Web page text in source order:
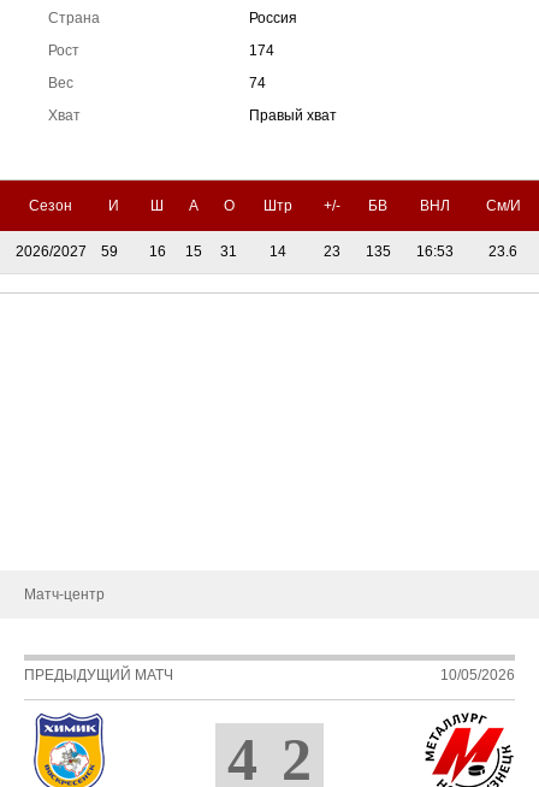
Страна
Рост
Вес
Хват
Россия
174
74
Правый хват
Сезон И Ш А О Штр +/- БВ ВНЛ См/И
2026/2027 59 16 15 31 14 23 135 16:53 23.6
Матч-центр
ПРЕДЫДУЩИЙ МАТЧ 10/05/2026
4 2